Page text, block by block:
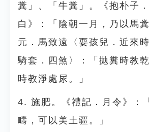
糞」、「牛糞」。《抱朴子
白》：「陰朝一月，乃以馬
元．馬致遠〈耍孩兒．近來
騎套．四煞〉：「拋糞時教
時教淨處尿。」
4. 施肥。《禮記．月令》：
疇，可以美土疆。」